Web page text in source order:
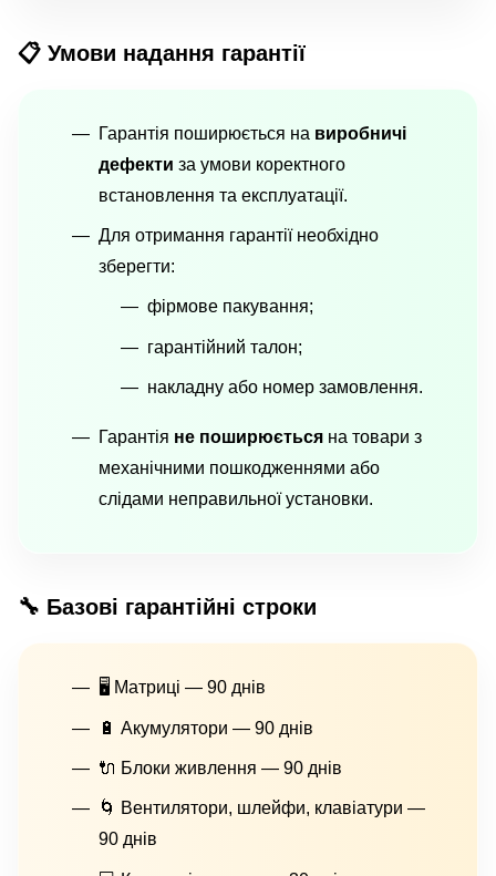
📋 Умови надання гарантії
Гарантія поширюється на виробничі
дефекти за умови коректного
встановлення та експлуатації.
Для отримання гарантії необхідно
зберегти:
фірмове пакування;
гарантійний талон;
накладну або номер замовлення.
Гарантія не поширюється на товари з
механічними пошкодженнями або
слідами неправильної установки.
🔧 Базові гарантійні строки
🖥 Матриці — 90 днів
🔋 Акумулятори — 90 днів
🔌 Блоки живлення — 90 днів
🌀 Вентилятори, шлейфи, клавіатури —
90 днів